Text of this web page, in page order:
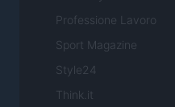
Professione Lavoro
Sport Magazine
Style24
Think.it